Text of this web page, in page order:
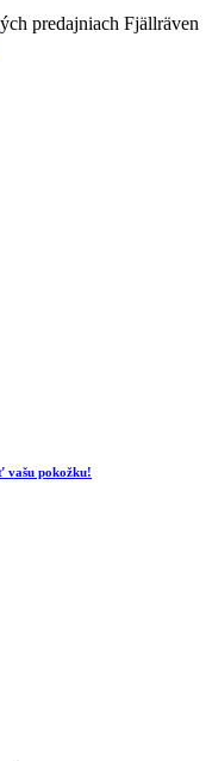
predajniach Fjällräven
vašu pokožku!